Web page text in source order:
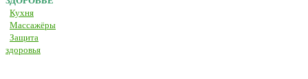
Кухня
Массажёры
Защита
здоровья